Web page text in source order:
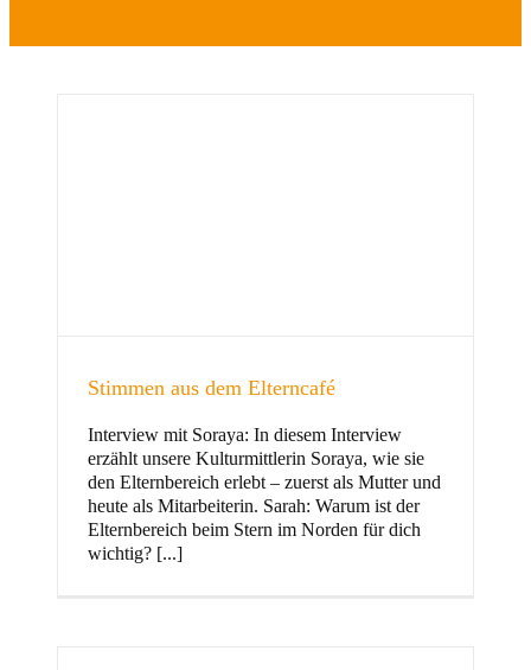
Zentrum für
und Familie
Stimmen aus dem Elterncafé
Interview mit Soraya: In diesem Interview
erzählt unsere Kulturmittlerin Soraya, wie sie
den Elternbereich erlebt – zuerst als Mutter und
heute als Mitarbeiterin. Sarah: Warum ist der
Elternbereich beim Stern im Norden für dich
wichtig? [...]